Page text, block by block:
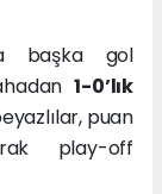
başka gol
1-0’lık
puan
play-off